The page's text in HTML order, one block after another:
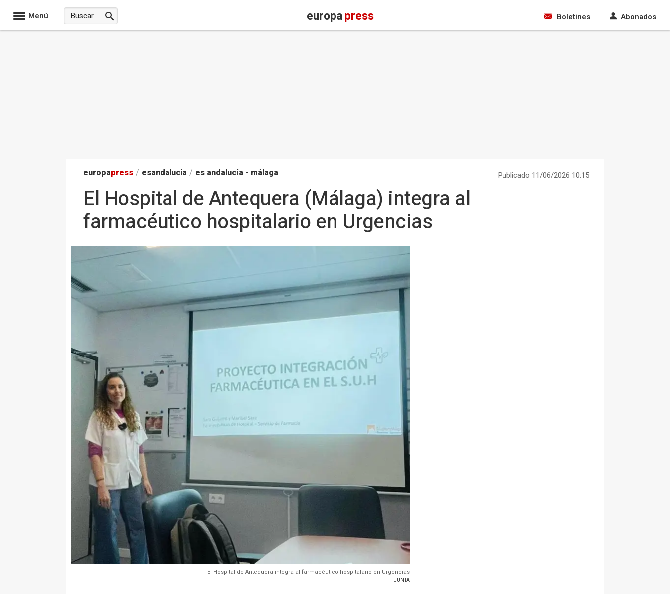
Menú europapress Boletines Abonados
europapress / esandalucia / es andalucía - málaga Publicado 11/06/2026 10:15
El Hospital de Antequera (Málaga) integra al
farmacéutico hospitalario en Urgencias
El Hospital de Antequera integra al farmacéutico hospitalario en Urgencias
- JUNTA